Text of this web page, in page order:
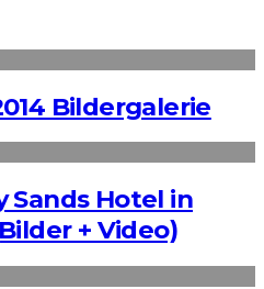
Bildergalerie
Sands Hotel in
+ Video)